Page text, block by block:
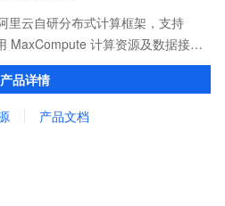
里云自研分布式计算框架，支持
MaxCompute 计算资源及数据接
、镜像管理等功能共同构成
生态。
产品详情
产品文档